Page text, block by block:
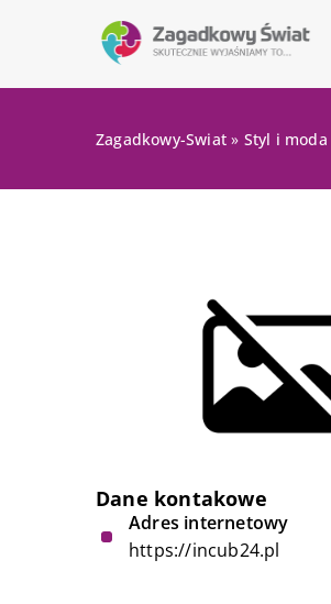
Zagadkowy-Swiat » Styl i moda
Dane kontakowe
Adres internetowy
https://incub24.pl